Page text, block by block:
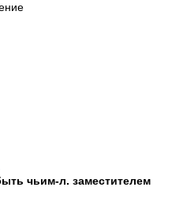
чьим-л. заместителем